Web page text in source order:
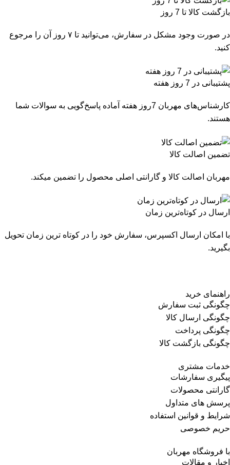
بازگشت کالا تا 7 روز
در صورت وجود مشکل در سفارش، می‌توانید تا ۷ روز آن را مرجوع
کنید.
پشتیبانی در 7 روز هفته
کارشناس‌های مهربان 7روز هفته آماده پاسخ‌گویی به سوالات شما
هستند.
تضمین اصالت کالا
مهربان اصالت کالا و گارانتی اصلی محصول را تضمین میکند.
ارسال در کوتاه‌ترین زمان
با امکان ارسال اکسپرس، سفارش خود را در کوتاه ترین زمان تحویل
بگیرید.
راهنمای خرید
چگونگی ثبت سفارش
چگونگی ارسال کالا
چگونگی پرداخت
چگونگی بازگشت کالا
خدمات مشتری
پیگیری سفارشات
گارانتی محصولات
پرسش های متداول
شرایط و قوانین استفاده
حریم خصوصی
با فروشگاه مهربان
اخبار و مقالات